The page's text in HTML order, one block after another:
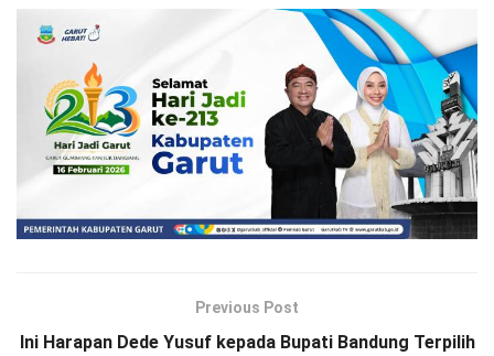
Previous Post
Ini Harapan Dede Yusuf kepada Bupati Bandung Terpilih